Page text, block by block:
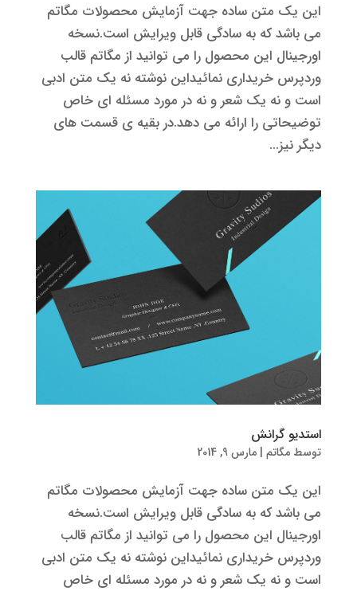
این یک متن ساده جهت آزمایش محصولات مگاتم
می باشد که به سادگی قابل ویرایش است.نسخه
اورجینال این محصول را می توانید از مگاتم قالب
وردپرس خریداری نمائیداین نوشته نه یک متن ادبی
است و نه یک شعر و نه در مورد مسئله ای خاص
توضیحاتی را ارائه می دهد.در بقیه ی قسمت های
دیگر نیز...
استدیو گرانش
توسط مگاتم| مارس 9, 2014
این یک متن ساده جهت آزمایش محصولات مگاتم
می باشد که به سادگی قابل ویرایش است.نسخه
اورجینال این محصول را می توانید از مگاتم قالب
وردپرس خریداری نمائیداین نوشته نه یک متن ادبی
است و نه یک شعر و نه در مورد مسئله ای خاص